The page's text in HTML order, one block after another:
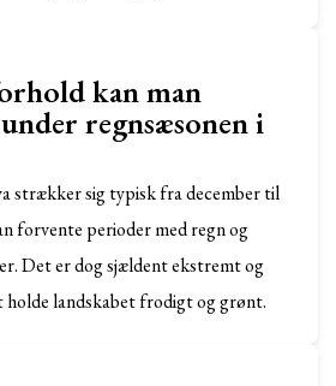
kan man
regnsæsonen i
strækker sig typisk fra december til
forvente perioder med regn og
Det er dog sjældent ekstremt og
holde landskabet frodigt og grønt.